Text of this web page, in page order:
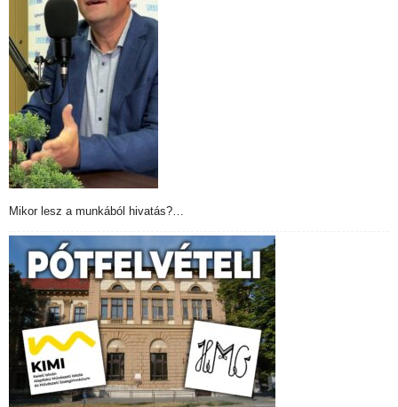
Mikor lesz a munkából hivatás?…